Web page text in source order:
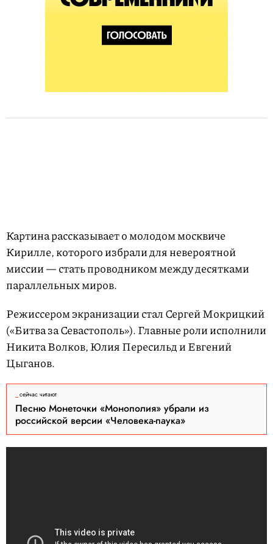
Картина рассказывает о молодом москвиче
Кирилле, которого избрали для невероятной
миссии — стать проводником между десятками
параллельных миров.
Режиссером экранизации стал Сергей Мокрицкий
(«Битва за Севастополь»). Главные роли исполнили
Никита Волков, Юлия Пересильд и Евгений
Цыганов.
сейчас читают
Песню Монеточки «Монополия» убрали из
российской версии «Человека-паука»